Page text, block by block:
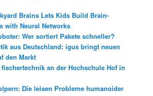
Brains Lets Kids Build Brain-
with Neural Networks
Wer sortiert Pakete schneller?
aus Deutschland: igus bringt neuen
den Markt
an der Hochschule Hof in
Die leisen Probleme humanoider